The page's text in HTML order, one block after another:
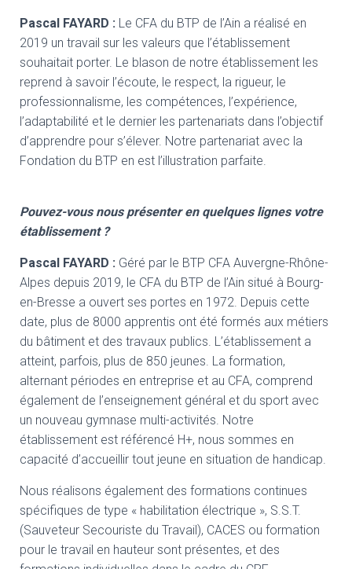
Pascal FAYARD : Le CFA du BTP de l’Ain a réalisé en
2019 un travail sur les valeurs que l’établissement
souhaitait porter. Le blason de notre établissement les
reprend à savoir l’écoute, le respect, la rigueur, le
professionnalisme, les compétences, l’expérience,
l’adaptabilité et le dernier les partenariats dans l’objectif
d’apprendre pour s’élever. Notre partenariat avec la
Fondation du BTP en est l’illustration parfaite.
Pouvez-vous nous présenter en quelques lignes votre
établissement ?
Pascal FAYARD : Géré par le BTP CFA Auvergne-Rhône-
Alpes depuis 2019, le CFA du BTP de l’Ain situé à Bourg-
en-Bresse a ouvert ses portes en 1972. Depuis cette
date, plus de 8000 apprentis ont été formés aux métiers
du bâtiment et des travaux publics. L’établissement a
atteint, parfois, plus de 850 jeunes. La formation,
alternant périodes en entreprise et au CFA, comprend
également de l’enseignement général et du sport avec
un nouveau gymnase multi-activités. Notre
établissement est référencé H+, nous sommes en
capacité d’accueillir tout jeune en situation de handicap.
Nous réalisons également des formations continues
spécifiques de type « habilitation électrique », S.S.T.
(Sauveteur Secouriste du Travail), CACES ou formation
pour le travail en hauteur sont présentes, et des